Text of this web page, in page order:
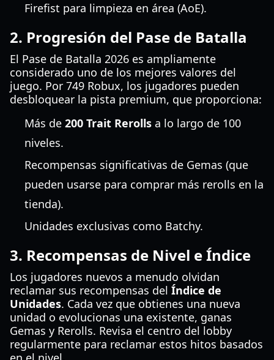
Firefist para limpieza en área (AoE).
2. Progresión del Pase de Batalla
El Pase de Batalla 2026 es ampliamente
considerado uno de los mejores valores del
juego. Por 749 Robux, los jugadores pueden
desbloquear la pista premium, que proporciona:
Más de 200 Trait Rerolls a lo largo de 100
niveles.
Recompensas significativas de Gemas (que
pueden usarse para comprar más rerolls en la
tienda).
Unidades exclusivas como Batchy.
3. Recompensas de Nivel e Índice
Los jugadores nuevos a menudo olvidan
reclamar sus recompensas del Índice de
Unidades. Cada vez que obtienes una nueva
unidad o evolucionas una existente, ganas
Gemas y Rerolls. Revisa el centro del lobby
regularmente para reclamar estos hitos basados